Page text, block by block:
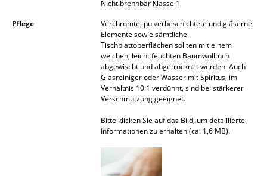
Figuren & Miniaturen
Nicht brennbar Klasse 1
Pflege
Verchromte, pulverbeschichtete und gläserne
Elemente sowie sämtliche
Tischblattoberflächen sollten mit einem
weichen, leicht feuchten Baumwolltuch
abgewischt und abgetrocknet werden. Auch
Glasreiniger oder Wasser mit Spiritus, im
Verhältnis 10:1 verdünnt, sind bei stärkerer
Verschmutzung geeignet.
Bitte klicken Sie auf das Bild, um detaillierte
Informationen zu erhalten (ca. 1,6 MB).